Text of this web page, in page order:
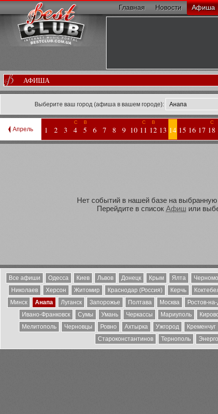
Главная Новости Афиша
АФИША
Выберите ваш город (афиша в вашем городе):
Апрель 1 2 3
С
4
В
5 6 7 8 9 10
С
11
В
12 13 14 15 16 17
С
18
Нет событий в нашей базе на
Перейдите в список Афиш или
Все афиши Одесса Киев Львов Донецк Крым Ялта
Николаев
Херсон Житомир Краснодар (Россия) Керчь
Минск
Анапа Луганск Запорожье Полтава Москва
Ростов-
Ивано-Франковск
Сумы Умань Черкассы Мариуполь
Мелитополь
Черновцы Ровно Ахтырка Ужгород
Кременчуг
Староконстантинов
Тернополь